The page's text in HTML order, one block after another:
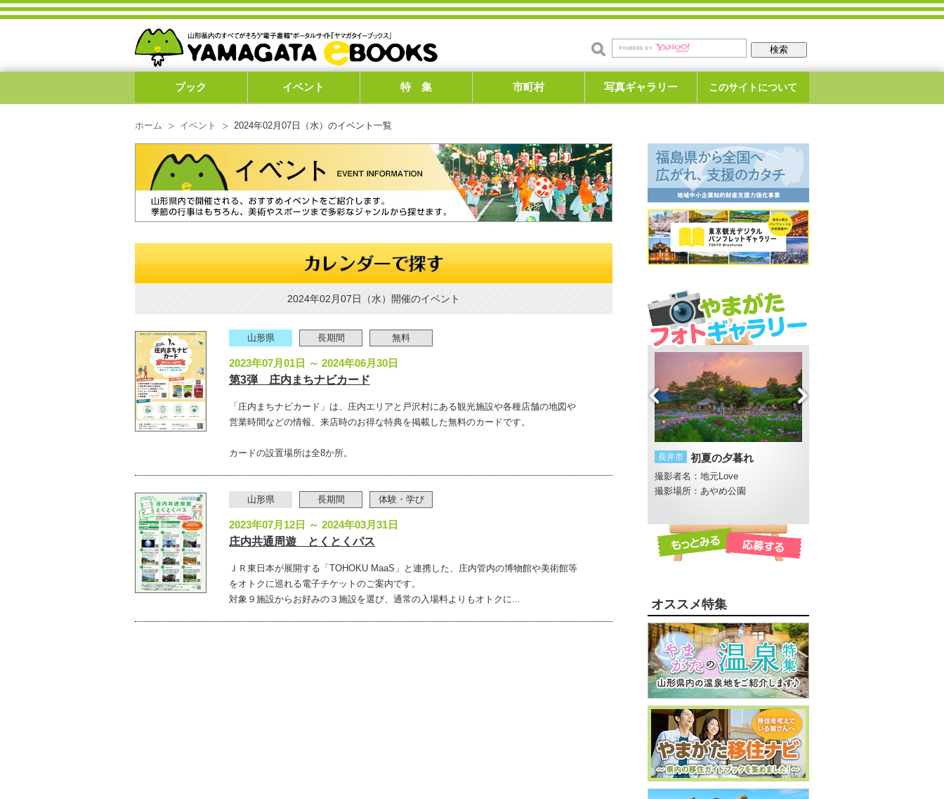
ブック イベント 特 集 市町村 写真ギャラリー このサイトについて
ホーム イベント 2024年02月07日（水）のイベント一覧
2024年02月07日（水）開催のイベント
山形県 長期間 無料
2023年07月01日 ～ 2024年06月30日
第3弾 庄内まちナビカード
「庄内まちナビカード」は、庄内エリアと戸沢村にある観光施設や各種店舗の地図や
営業時間などの情報、来店時のお得な特典を掲載した無料のカードです。
カードの設置場所は全8か所。
山形県 長期間 体験・学び
2023年07月12日 ～ 2024年03月31日
庄内共通周遊 とくとくパス
ＪＲ東日本が展開する「TOHOKU MaaS」と連携した、庄内管内の博物館や美術館等
をオトクに巡れる電子チケットのご案内です。
対象９施設からお好みの３施設を選び、通常の入場料よりもオトクに...
撮影者名：てん
撮影場所：胴腹滝
山寺
長井市 初夏の夕暮れ
撮影者名：地元Love
撮影場所：あやめ公園
オススメ特集